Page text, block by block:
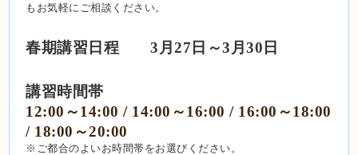
もお気軽にご相談ください。
春期講習日程　　3月27日～3月30日
講習時間帯
12:00～14:00 / 14:00～16:00 / 16:00～18:00
/ 18:00～20:00
※ご都合のよいお時間帯をお選びください。